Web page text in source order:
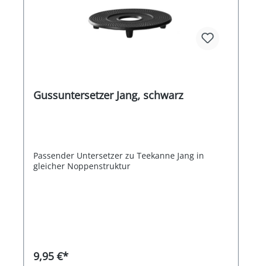
Gussuntersetzer Jang, schwarz
Passender Untersetzer zu Teekanne Jang in
gleicher Noppenstruktur
9,95 €*